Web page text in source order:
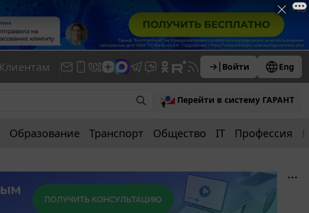
Клиентам Войти Eng
Перейти в систему ГАРАНТ
Образование Транспорт Общество IT Профессия